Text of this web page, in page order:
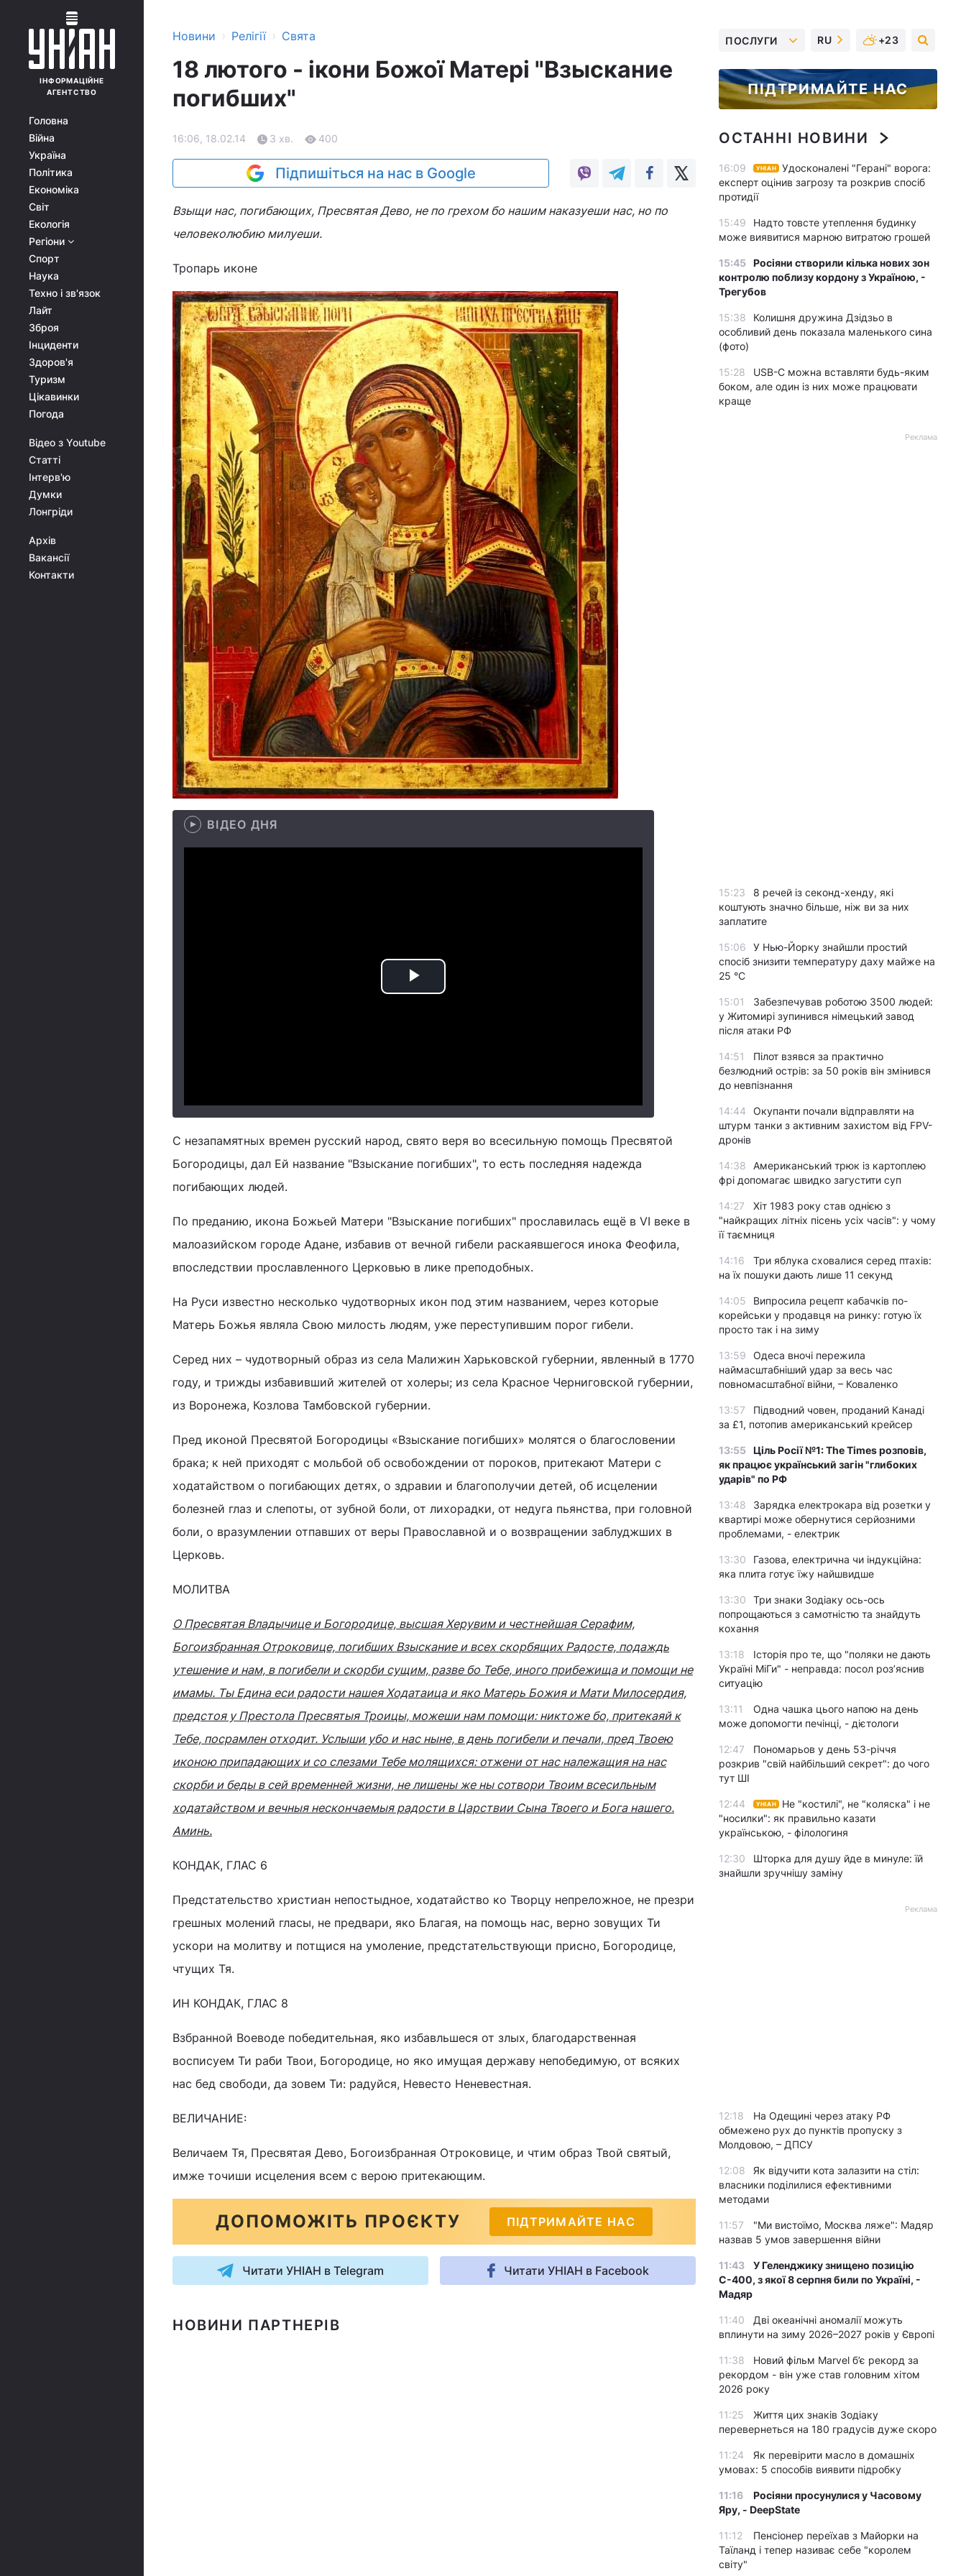
ІНФОРМАЦІЙНЕ
АГЕНТСТВО
Головна
Війна
Україна
Політика
Економіка
Світ
Екологія
Регіони
Спорт
Наука
Техно і зв'язок
Лайт
Зброя
Інциденти
Здоров'я
Туризм
Цікавинки
Погода
Відео з Youtube
Статті
Інтерв'ю
Думки
Лонгріди
Архів
Вакансії
Контакти
Новини › Релігії › Свята
18 лютого - ікони Божої Матері "Взыскание
погибших"
16:06, 18.02.14 3 хв. 400
Підпишіться на нас в Google
Взыщи нас, погибающих, Пресвятая Дево, не по грехом бо нашим наказуеши нас, но по
человеколюбию милуеши.
Тропарь иконе
ВІДЕО ДНЯ
Play
С незапамятных времен русский народ, свято веря во всесильную помощь Пресвятой
Богородицы, дал Ей название "Взыскание погибших", то есть последняя надежда
погибающих людей.
По преданию, икона Божьей Матери "Взыскание погибших" прославилась ещё в VI веке в
малоазийском городе Адане, избавив от вечной гибели раскаявшегося инока Феофила,
впоследствии прославленного Церковью в лике преподобных.
На Руси известно несколько чудотворных икон под этим названием, через которые
Матерь Божья являла Свою милость людям, уже переступившим порог гибели.
Серед них – чудотворный образ из села Малижин Харьковской губернии, явленный в 1770
году, и трижды избавивший жителей от холеры; из села Красное Черниговской губернии,
из Воронежа, Козлова Тамбовской губернии.
Пред иконой Пресвятой Богородицы «Взыскание погибших» молятся о благословении
брака; к ней приходят с мольбой об освобождении от пороков, притекают Матери с
ходатайством о погибающих детях, о здравии и благополучии детей, об исцелении
болезней глаз и слепоты, от зубной боли, от лихорадки, от недуга пьянства, при головной
боли, о вразумлении отпавших от веры Православной и о возвращении заблуджших в
Церковь.
МОЛИТВА
О Пресвятая Владычице и Богородице, высшая Херувим и честнейшая Серафим,
Богоизбранная Отроковице, погибших Взыскание и всех скорбящих Радосте, подаждь
утешение и нам, в погибели и скорби сущим, разве бо Тебе, иного прибежища и помощи не
имамы. Ты Едина еси радости нашея Ходатаица и яко Матерь Божия и Мати Милосердия,
предстоя у Престола Пресвятыя Троицы, можеши нам помощи: никтоже бо, притекаяй к
Тебе, посрамлен отходит. Услыши убо и нас ныне, в день погибели и печали, пред Твоею
иконою припадающих и со слезами Тебе молящихся: отжени от нас належащия на нас
скорби и беды в сей временней жизни, не лишены же ны сотвори Твоим всесильным
ходатайством и вечныя нескончаемыя радости в Царствии Сына Твоего и Бога нашего.
Аминь.
КОНДАК, ГЛАС 6
Предстательство христиан непостыдное, ходатайство ко Творцу непреложное, не презри
грешных молений гласы, не предвари, яко Благая, на помощь нас, верно зовущих Ти
ускори на молитву и потщися на умоление, предстательствующи присно, Богородице,
чтущих Тя.
ИН КОНДАК, ГЛАС 8
Взбранной Воеводе победительная, яко избавльшеся от злых, благодарственная
восписуем Ти раби Твои, Богородице, но яко имущая державу непобедимую, от всяких
нас бед свободи, да зовем Ти: радуйся, Невесто Неневестная.
ВЕЛИЧАНИЕ:
Величаем Тя, Пресвятая Дево, Богоизбранная Отроковице, и чтим образ Твой святый,
имже точиши исцеления всем с верою притекающим.
ДОПОМОЖІТЬ ПРОЄКТУ ПІДТРИМАЙТЕ НАС
Читати УНІАН в Telegram Читати УНІАН в Facebook
НОВИНИ ПАРТНЕРІВ
ПОСЛУГИ RU +23
ПІДТРИМАЙТЕ НАС
ОСТАННІ НОВИНИ
16:09 УНІАН
Удосконалені "Герані" ворога:
експерт оцінив загрозу та розкрив спосіб
протидії
15:49
Надто товсте утеплення будинку
може виявитися марною витратою грошей
15:45 Росіяни створили кілька нових зон
контролю поблизу кордону з Україною, -
Трегубов
15:38
Колишня дружина Дзідзьо в
особливий день показала маленького сина
(фото)
15:28
USB-C можна вставляти будь-яким
боком, але один із них може працювати
краще
Реклама
15:23
8 речей із секонд-хенду, які
коштують значно більше, ніж ви за них
заплатите
15:06
У Нью-Йорку знайшли простий
спосіб знизити температуру даху майже на
25 °C
15:01
Забезпечував роботою 3500 людей:
у Житомирі зупинився німецький завод
після атаки РФ
14:51
Пілот взявся за практично
безлюдний острів: за 50 років він змінився
до невпізнання
14:44
Окупанти почали відправляти на
штурм танки з активним захистом від FPV-
дронів
14:38
Американський трюк із картоплею
фрі допомагає швидко загустити суп
14:27
Хіт 1983 року став однією з
"найкращих літніх пісень усіх часів": у чому
її таємниця
14:16
Три яблука сховалися серед птахів:
на їх пошуки дають лише 11 секунд
14:05
Випросила рецепт кабачків по-
корейськи у продавця на ринку: готую їх
просто так і на зиму
13:59
Одеса вночі пережила
наймасштабніший удар за весь час
повномасштабної війни, – Коваленко
13:57
Підводний човен, проданий Канаді
за £1, потопив американський крейсер
13:55 Ціль Росії №1: The Times розповів,
як працює український загін "глибоких
ударів" по РФ
13:48
Зарядка електрокара від розетки у
квартирі може обернутися серйозними
проблемами, - електрик
13:30
Газова, електрична чи індукційна:
яка плита готує їжу найшвидше
13:30
Три знаки Зодіаку ось-ось
попрощаються з самотністю та знайдуть
кохання
13:18
Історія про те, що "поляки не дають
Україні МіГи" - неправда: посол роз’яснив
ситуацію
13:11
Одна чашка цього напою на день
може допомогти печінці, - дієтологи
12:47
Пономарьов у день 53-річчя
розкрив "свій найбільший секрет": до чого
тут ШІ
12:44 УНІАН
Не "костилі", не "коляска" і не
"носилки": як правильно казати
українською, - філологиня
12:30
Шторка для душу йде в минуле: їй
знайшли зручнішу заміну
Реклама
12:18
На Одещині через атаку РФ
обмежено рух до пунктів пропуску з
Молдовою, – ДПСУ
12:08
Як відучити кота залазити на стіл:
власники поділилися ефективними
методами
11:57
"Ми вистоїмо, Москва ляже": Мадяр
назвав 5 умов завершення війни
11:43
У Геленджику знищено позицію
С-400, з якої 8 серпня били по Україні, -
Мадяр
11:40
Дві океанічні аномалії можуть
вплинути на зиму 2026–2027 років у Європі
11:38
Новий фільм Marvel б’є рекорд за
рекордом - він уже став головним хітом
2026 року
11:25
Життя цих знаків Зодіаку
перевернеться на 180 градусів дуже скоро
11:24
Як перевірити масло в домашніх
умовах: 5 способів виявити підробку
11:16
Росіяни просунулися у Часовому
Яру, - DeepState
11:12
Пенсіонер переїхав з Майорки на
Таїланд і тепер називає себе "королем
світу"